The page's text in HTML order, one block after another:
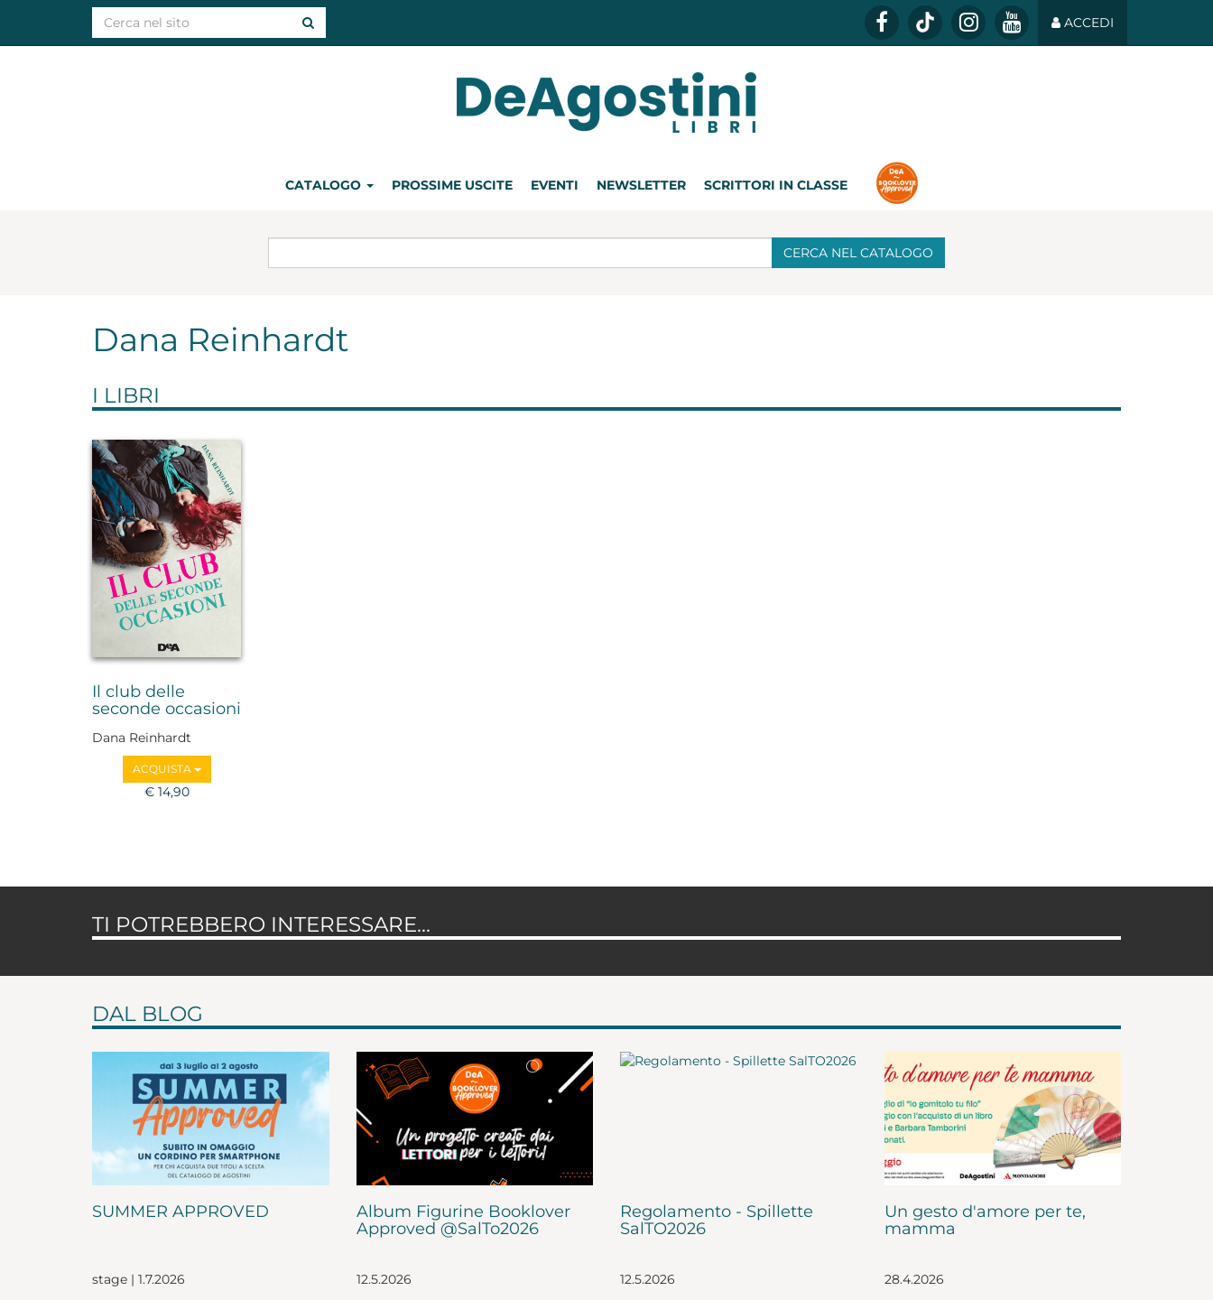
ACCEDI
CATALOGO PROSSIME USCITE EVENTI NEWSLETTER SCRITTORI IN CLASSE
CERCA NEL CATALOGO
Dana Reinhardt
I LIBRI
Il club delle
seconde occasioni
Dana Reinhardt
ACQUISTA
€ 14,90
TI POTREBBERO INTERESSARE...
DAL BLOG
SUMMER APPROVED
stage | 1.7.2026
Album Figurine Booklover
Approved @SalTo2026
12.5.2026
Regolamento - Spillette
SalTO2026
12.5.2026
Un gesto d'amore per te,
mamma
28.4.2026